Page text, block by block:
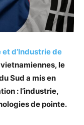
d’Industrie de
le
Sud a mis en
: l’industrie,
de pointe.